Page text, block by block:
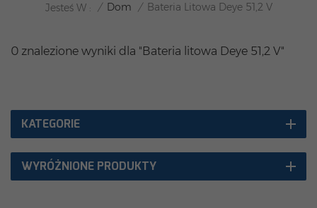
Jesteś W : / Dom / Bateria Litowa Deye 51,2 V
0 znalezione wyniki dla "Bateria litowa Deye 51,2 V"
KATEGORIE
WYRÓŻNIONE PRODUKTY